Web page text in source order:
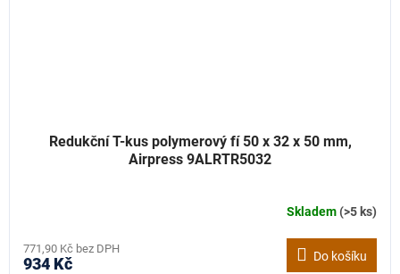
Redukční T-kus polymerový fí 50 x 32 x 50 mm,
Airpress 9ALRTR5032
Skladem(>5 ks)
771,90 Kč bez DPH
934 Kč Do košíku